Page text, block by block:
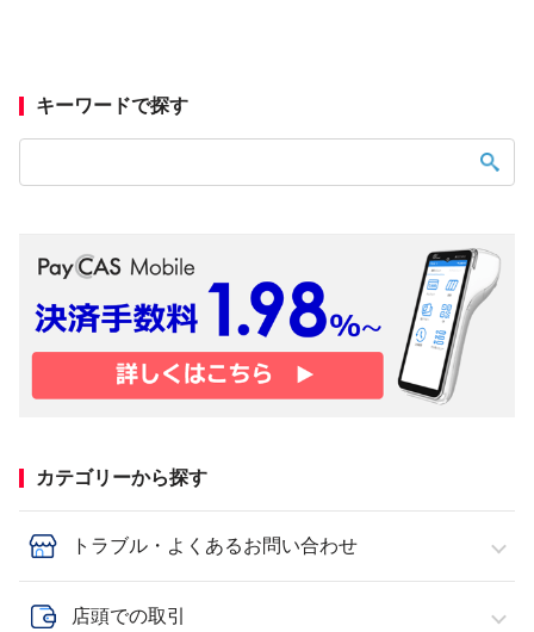
キーワードで探す
カテゴリーから探す
トラブル・よくあるお問い合わせ
店頭での取引